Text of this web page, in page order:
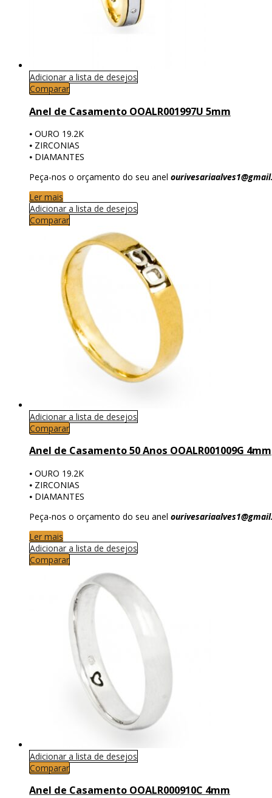
Adicionar a lista de desejos
Comparar
Anel de Casamento OOALR001997U 5mm
⦁ OURO 19.2K
⦁ ZIRCONIAS
⦁ DIAMANTES
Peça-nos o orçamento do seu anel
Ler mais
Adicionar a lista de desejos
Comparar
Adicionar a lista de desejos
Comparar
Anel de Casamento 50 Anos OOALR001009G 4mm
⦁ OURO 19.2K
⦁ ZIRCONIAS
⦁ DIAMANTES
Peça-nos o orçamento do seu anel
Ler mais
Adicionar a lista de desejos
Comparar
Adicionar a lista de desejos
Comparar
Anel de Casamento OOALR000910C 4mm